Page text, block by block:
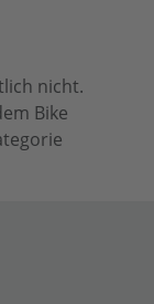
nicht.
Bike